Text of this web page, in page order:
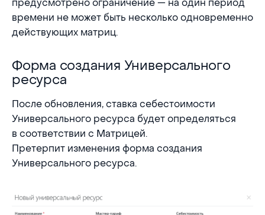
предусмотрено ограничение — на один период
времени не может быть несколько одновременно
действующих матриц.
Форма создания Универсального ресурса
Форма создания Универсального
ресурса
После обновления, ставка себестоимости
Универсального ресурса будет определяться
в соответствии с Матрицей.
Претерпит изменения форма создания
Универсального ресурса.